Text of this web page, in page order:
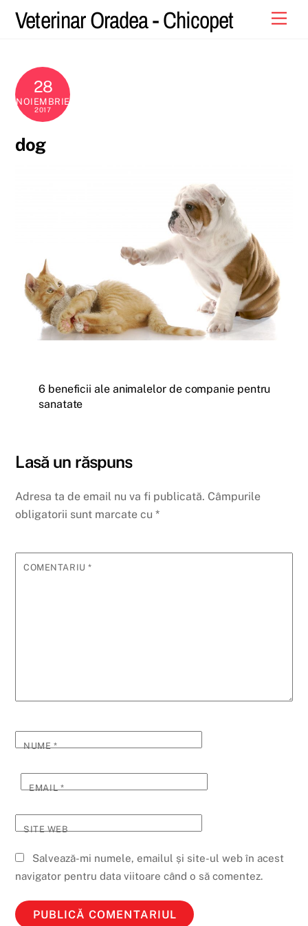
Veterinar Oradea - Chicopet
28
NOIEMBRIE
2017
dog
6 beneficii ale animalelor de companie pentru
sanatate
Lasă un răspuns
Adresa ta de email nu va fi publicată. Câmpurile
obligatorii sunt marcate cu*
COMENTARIU*
NUME*
EMAIL*
SITE WEB
Salvează-mi numele, emailul și site-ul web în acest
navigator pentru data viitoare când o să comentez.